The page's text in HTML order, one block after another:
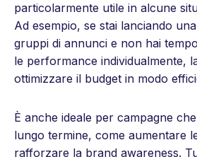
particolarmente utile in alcune
Ad esempio, se stai lanciando
gruppi di annunci e non hai
le performance individualmente,
ottimizzare il budget in modo
È anche ideale per campagne
lungo termine, come aumentare
rafforzare la brand awareness.